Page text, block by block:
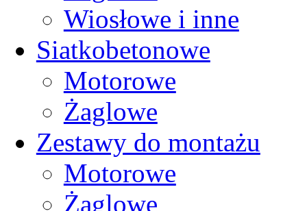
Wiosłowe i inne
Siatkobetonowe
Motorowe
Żaglowe
Zestawy do montażu
Motorowe
Żaglowe